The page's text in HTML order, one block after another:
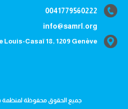
0041779560222
info@samrl.org
Louis-Casaï 18, 1209 Genève
جميع الحقوق محفوظة لمنظمة سام © 2023،